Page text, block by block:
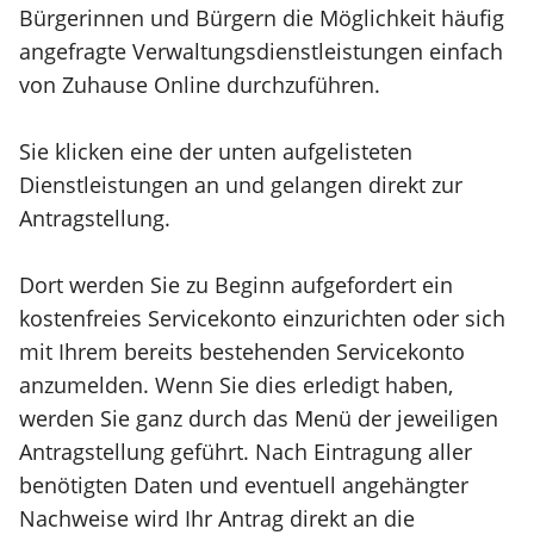
Bürgerinnen und Bürgern die Möglichkeit häufig
angefragte Verwaltungsdienstleistungen einfach
von Zuhause Online durchzuführen.
Sie klicken eine der unten aufgelisteten
Dienstleistungen an und gelangen direkt zur
Antragstellung.
Dort werden Sie zu Beginn aufgefordert ein
kostenfreies Servicekonto einzurichten oder sich
mit Ihrem bereits bestehenden Servicekonto
anzumelden. Wenn Sie dies erledigt haben,
werden Sie ganz durch das Menü der jeweiligen
Antragstellung geführt. Nach Eintragung aller
benötigten Daten und eventuell angehängter
Nachweise wird Ihr Antrag direkt an die